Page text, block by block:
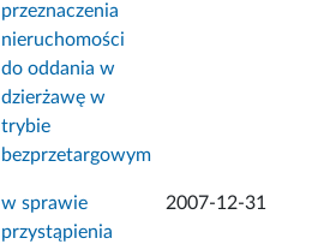
przeznaczenia
nieruchomości
do oddania w
dzierżawę w
trybie
bezprzetargowym
w sprawie
przystąpienia
2007-12-31